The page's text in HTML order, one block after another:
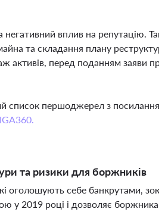
вплив на репутацію.
та складання плану
активів, перед поданням заяви
список першоджерел з
та ризики для боржників
оголошують себе банкрутами,
у 2019 році і дозволяє